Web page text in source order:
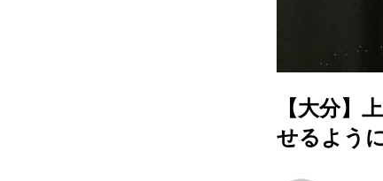
【大分】
せるよう